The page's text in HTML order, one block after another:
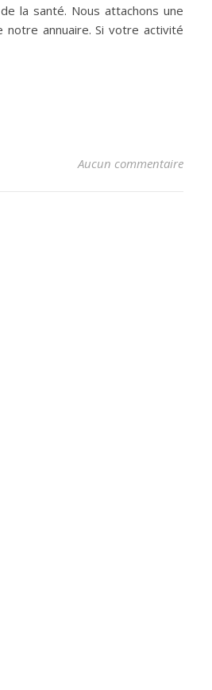
la santé. Nous attachons une
annuaire. Si votre activité
Aucun commentaire